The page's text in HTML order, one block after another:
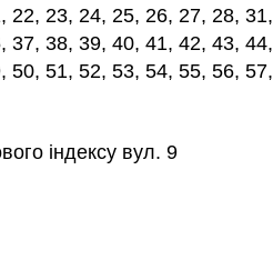
22, 23, 24, 25, 26, 27, 28, 31,
37, 38, 39, 40, 41, 42, 43, 44,
50, 51, 52, 53, 54, 55, 56, 57,
індексу вул. 9